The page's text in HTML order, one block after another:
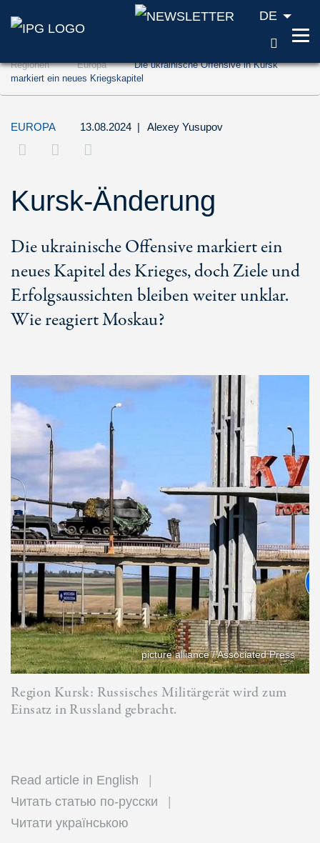
Zum Inhalt springen (Accesskey '1')
Zur Suche springen (Accesskey '2')
DE
Regionen Europa
Die ukrainische Offensive in Kursk
markiert ein neues Kriegskapitel
EUROPA 13.08.2024 | Alexey Yusupov
Kursk-Änderung
Die ukrainische Offensive markiert ein
neues Kapitel des Krieges, doch Ziele und
Erfolgsaussichten bleiben weiter unklar.
Wie reagiert Moskau?
picture alliance / Associated Press
Region Kursk: Russisches Militärgerät wird zum
Einsatz in Russland gebracht.
Read article in English
Читать статью по-русски
Читати українською